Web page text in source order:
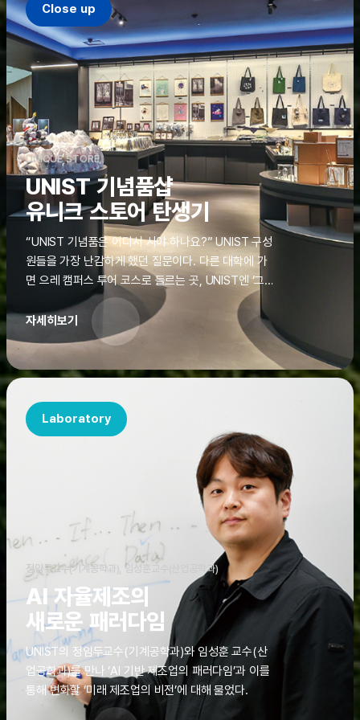
Close up
UNIQUE STORE
UNIST 기념품샵
유니크 스토어 탄생기
“UNIST 기념품은 어디서 사야 하나요?” UNIST 구성
원들을 가장 난감하게 했던 질문이다. 다른 대학에 가
면 으레 캠퍼스 투어 코스로 들르는 곳, UNIST엔 ‘그
것’이 없었다. 학교 탐방을 왔던 고등학생도, 자녀를 방
문하러 온 학부모도 빈손으로 돌려보내야 했던 아쉬움
을 달래줄 공간이 ‘유니크 스토어(UNIQUE
STORE)’라는 이름으로 지난해 11월 문을 열었다.
자세히보기
Laboratory
정임두교수(기계공학과), 임성훈교수(산업공학과)
AI 자율제조의
새로운 패러다임
UNIST의 정임두교수(기계공학과)와 임성훈 교수(산
업공학과)를 만나 ‘AI 기반 제조업의 패러다임’과 이를
통해 변화할 ‘미래 제조업의 비전’에 대해 물었다.